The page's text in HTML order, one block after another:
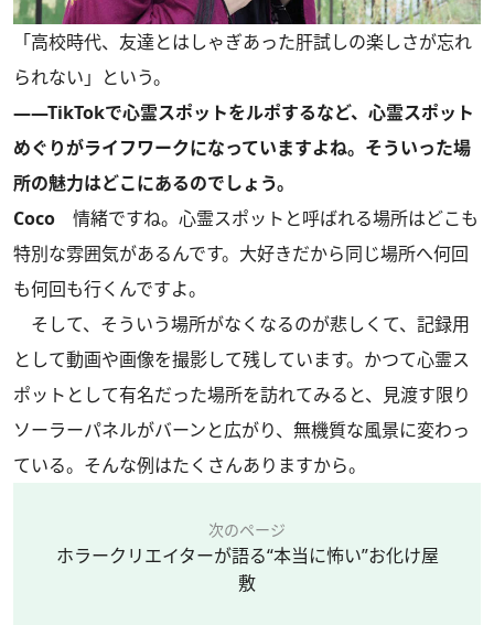
「高校時代、友達とはしゃぎあった肝試しの楽しさが忘れ
られない」という。
――TikTokで心霊スポットをルポするなど、心霊スポット
めぐりがライフワークになっていますよね。そういった場
所の魅力はどこにあるのでしょう。
Coco 情緒ですね。心霊スポットと呼ばれる場所はどこも
特別な雰囲気があるんです。大好きだから同じ場所へ何回
も何回も行くんですよ。
そして、そういう場所がなくなるのが悲しくて、記録用
として動画や画像を撮影して残しています。かつて心霊ス
ポットとして有名だった場所を訪れてみると、見渡す限り
ソーラーパネルがバーンと広がり、無機質な風景に変わっ
ている。そんな例はたくさんありますから。
次のページ
ホラークリエイターが語る“本当に怖い”お化け屋
敷